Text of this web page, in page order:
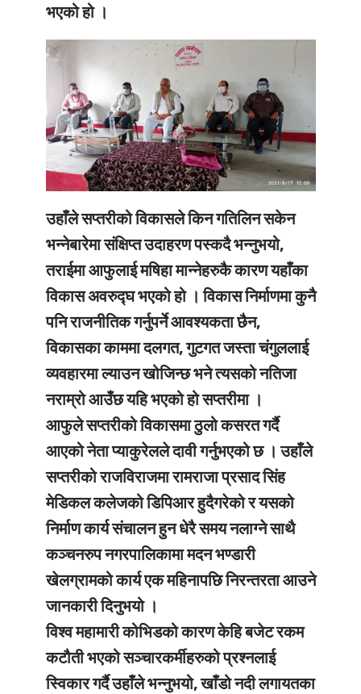
भएको हो ।
उहाँले सप्तरीको विकासले किन गतिलिन सकेन
भन्नेबारेमा संक्षिप्त उदाहरण पस्कदै भन्नुभयो,
तराईमा आफुलाई मषिहा मान्नेहरुकै कारण यहाँका
विकास अवरुद्घ भएको हो । विकास निर्माणमा कुनै
पनि राजनीतिक गर्नुपर्ने आवश्यकता छैन,
विकासका काममा दलगत, गुटगत जस्ता चंगुललाई
व्यवहारमा ल्याउन खोजिन्छ भने त्यसको नतिजा
नराम्रो आउँछ यहि भएको हो सप्तरीमा ।
आफुले सप्तरीको विकासमा ठुलो कसरत गर्दै
आएको नेता प्याकुरेलले दावी गर्नुभएको छ । उहाँले
सप्तरीको राजविराजमा रामराजा प्रसाद सिंह
मेडिकल कलेजको डिपिआर हुदैगरेको र यसको
निर्माण कार्य संचालन हुन धेरै समय नलाग्ने साथै
कञ्चनरुप नगरपालिकामा मदन भण्डारी
खेलग्रामको कार्य एक महिनापछि निरन्तरता आउने
जानकारी दिनुभयो ।
विश्व महामारी कोभिडको कारण केहि बजेट रकम
कटौती भएको सञ्चारकर्मीहरुको प्रश्नलाई
स्विकार गर्दै उहाँले भन्नुभयो, खाँडो नदी लगायतका